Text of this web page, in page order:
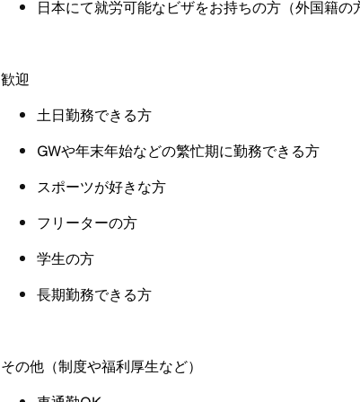
日本にて就労可能なビザをお持ちの方（外国籍の
歓迎
土日勤務できる方
GWや年末年始などの繁忙期に勤務できる方
スポーツが好きな方
フリーターの方
学生の方
長期勤務できる方
その他（制度や福利厚生など）